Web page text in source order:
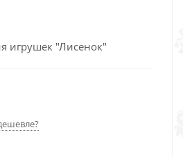
игрушек "Лисенок"